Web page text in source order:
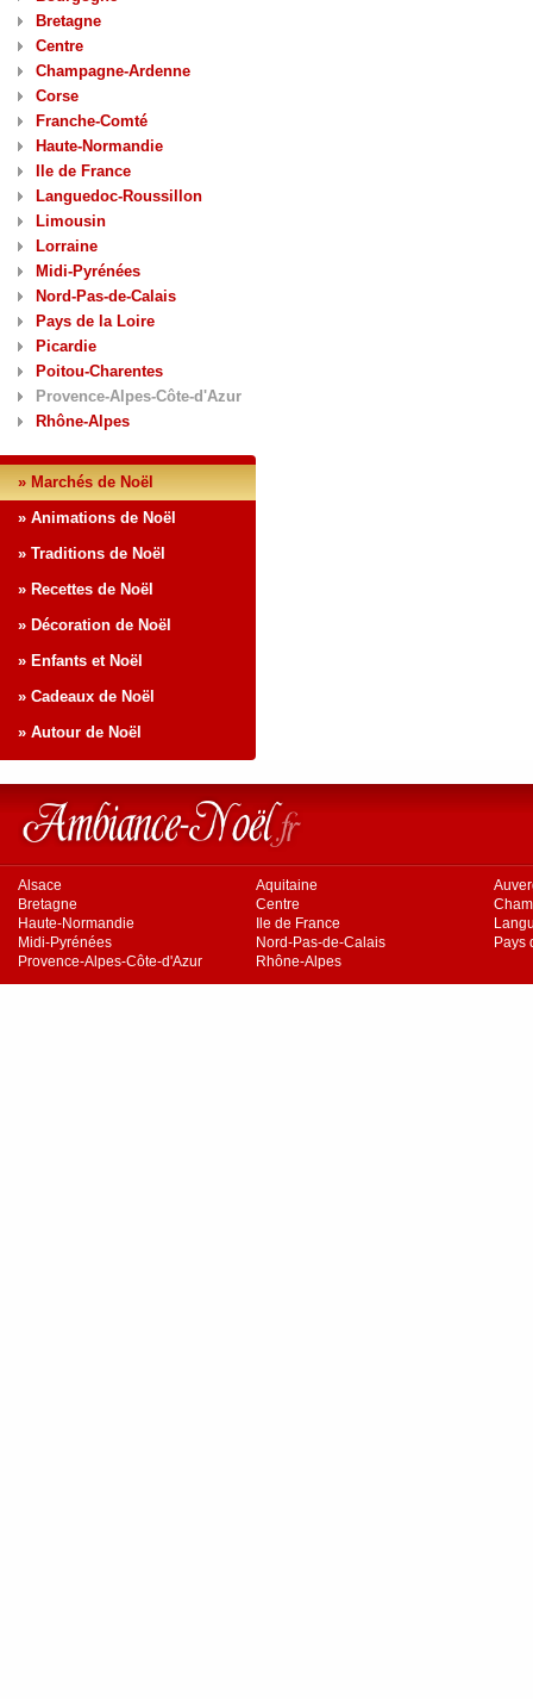
Bretagne
Centre
Champagne-Ardenne
Corse
Franche-Comté
Haute-Normandie
Ile de France
Languedoc-Roussillon
Limousin
Lorraine
Midi-Pyrénées
Nord-Pas-de-Calais
Pays de la Loire
Picardie
Poitou-Charentes
Provence-Alpes-Côte-d'Azur
Rhône-Alpes
» Marchés de Noël
» Animations de Noël
» Traditions de Noël
» Recettes de Noël
» Décoration de Noël
» Enfants et Noël
» Cadeaux de Noël
» Autour de Noël
Alsace Aquitaine
Bretagne
Centre
Haute-Normandie
Ile de France
Midi-Pyrénées
Nord-Pas-de-Calais
Pays
Provence-Alpes-Côte-d'Azur
Rhône-Alpes